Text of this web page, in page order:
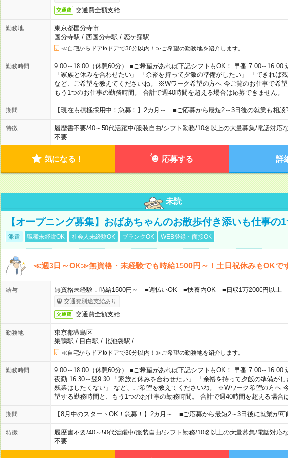
交通費 交通費全額支給
勤務地
東京都国分寺市
国分寺駅 / 西国分寺駅 / 恋ケ窪駅
≪自宅からドアtoドアで30分以内！≫ご希望の勤務地を紹介します。
勤務時間
9:00～18:00（休憩60分） ■ご希望があれば下記シフトもOK！ 早番 7:00～16:00
「家族と休みを合わせたい」 「余裕を持って夕飯の準備がしたい」 「できれば残
など、ご希望を教えてくださいね。 ※Wワーク希望の方へ 今ご覧のお仕事で希望
もう1つのお仕事の勤務時間。 合計で週40時間を超える場合は応募できません。
期間 【現在も積極採用中！急募！】2カ月～ ■ご応募から最短2～3日後の就業も相談
特徴 履歴書不要/40～50代活躍中/服装自由/シフト勤務/10名以上の大量募集/電話対応
不要
気になる！ 応募する 詳
未読
【オープニング募集】おばあちゃんのお散歩付き添いも仕事の1
派遣 職種未経験OK 社会人未経験OK ブランクOK WEB登録・面接OK
≪週3日～OK≫無資格・未経験でも時給1500円～！土日祝休みもOKです
給与 無資格未経験：時給1500円～ ■週払いOK ■扶養内OK ■日収1万2000円以上
交通費別途支給あり
交通費 交通費全額支給
勤務地
東京都豊島区
巣鴨駅 / 目白駅 / 北池袋駅 /
≪自宅からドアtoドアで30分以内！≫ご希望の勤務地を紹介します。
勤務時間
9:00～18:00（休憩60分） ■ご希望があれば下記シフトもOK！ 早番 7:00～16:00
夜勤 16:30～翌9:30 「家族と休みを合わせたい」 「余裕を持って夕飯の準備が
残業はしたくない」 など、ご希望を教えてくださいね。 ※Wワーク希望の方へ
望する勤務時間と、もう1つのお仕事の勤務時間。 合計で週40時間を超える場合
期間 【8月中のスタートOK！急募！】2カ月～ ■ご応募から最短2～3日後に就業が可
特徴 履歴書不要/40～50代活躍中/服装自由/シフト勤務/10名以上の大量募集/電話対応
不要